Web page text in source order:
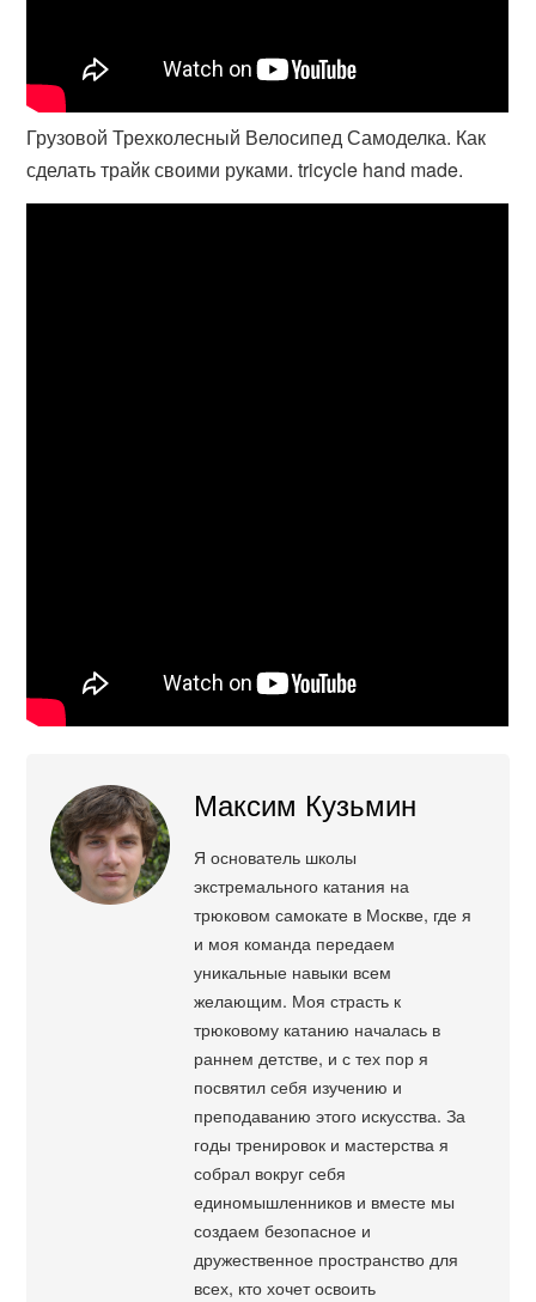
Грузовой Трехколесный Велосипед Самоделка. Как
сделать трайк своими руками. tricycle hand made.
Максим Кузьмин
Я основатель школы
экстремального катания на
трюковом самокате в Москве, где я
и моя команда передаем
уникальные навыки всем
желающим. Моя страсть к
трюковому катанию началась в
раннем детстве, и с тех пор я
посвятил себя изучению и
преподаванию этого искусства. За
годы тренировок и мастерства я
собрал вокруг себя
единомышленников и вместе мы
создаем безопасное и
дружественное пространство для
всех, кто хочет освоить